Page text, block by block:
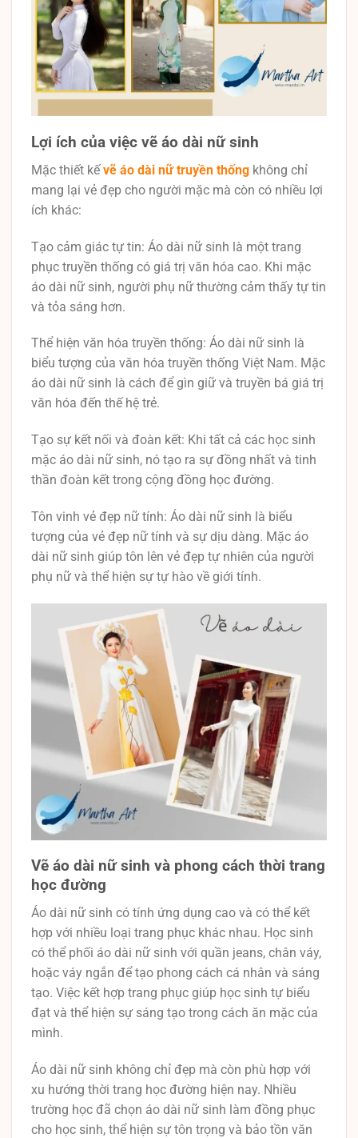
Lợi ích của việc vẽ áo dài nữ sinh
Mặc thiết kếvẽ áo dài nữ truyền thống không chỉ
mang lại vẻ đẹp cho người mặc mà còn có nhiều lợi
ích khác:
Tạo cảm giác tự tin: Áo dài nữ sinh là một trang
phục truyền thống có giá trị văn hóa cao. Khi mặc
áo dài nữ sinh, người phụ nữ thường cảm thấy tự tin
và tỏa sáng hơn.
Thể hiện văn hóa truyền thống: Áo dài nữ sinh là
biểu tượng của văn hóa truyền thống Việt Nam. Mặc
áo dài nữ sinh là cách để gìn giữ và truyền bá giá trị
văn hóa đến thế hệ trẻ.
Tạo sự kết nối và đoàn kết: Khi tất cả các học sinh
mặc áo dài nữ sinh, nó tạo ra sự đồng nhất và tinh
thần đoàn kết trong cộng đồng học đường.
Tôn vinh vẻ đẹp nữ tính: Áo dài nữ sinh là biểu
tượng của vẻ đẹp nữ tính và sự dịu dàng. Mặc áo
dài nữ sinh giúp tôn lên vẻ đẹp tự nhiên của người
phụ nữ và thể hiện sự tự hào về giới tính.
Vẽ áo dài nữ sinh và phong cách thời trang
học đường
Áo dài nữ sinh có tính ứng dụng cao và có thể kết
hợp với nhiều loại trang phục khác nhau. Học sinh
có thể phối áo dài nữ sinh với quần jeans, chân váy,
hoặc váy ngắn để tạo phong cách cá nhân và sáng
tạo. Việc kết hợp trang phục giúp học sinh tự biểu
đạt và thể hiện sự sáng tạo trong cách ăn mặc của
mình.
Áo dài nữ sinh không chỉ đẹp mà còn phù hợp với
xu hướng thời trang học đường hiện nay. Nhiều
trường học đã chọn áo dài nữ sinh làm đồng phục
cho học sinh, thể hiện sự tôn trọng và bảo tồn văn